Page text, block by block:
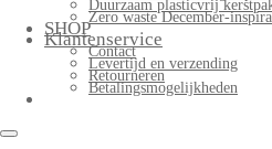
Duurzaam plasticvrij
Zero waste December-
SHOP
Klantenservice
Contact
Levertijd en verzending
Retourneren
Betalingsmogelijkheden